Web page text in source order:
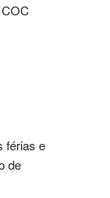
férias e
de